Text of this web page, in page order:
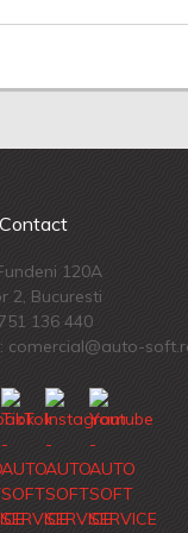
Contact
120A
2, Bucuresti
136 440
comercial@auto-